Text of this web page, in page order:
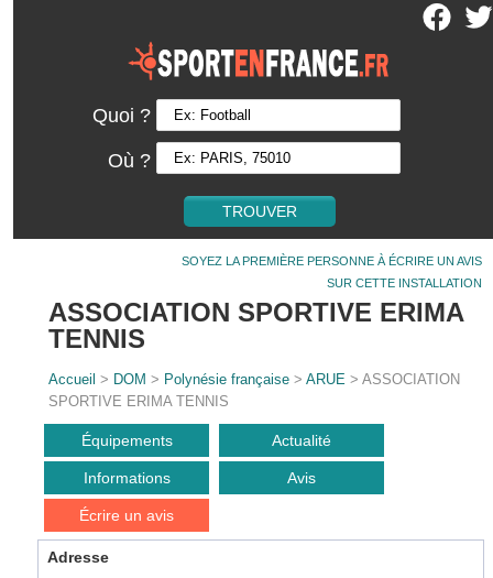
Quoi ?
Où ?
SOYEZ LA PREMIÈRE PERSONNE À ÉCRIRE UN AVIS
SUR CETTE INSTALLATION
ASSOCIATION SPORTIVE ERIMA
TENNIS
Accueil > DOM > Polynésie française >ARUE > ASSOCIATION
SPORTIVE ERIMA TENNIS
Équipements Actualité
Informations Avis
Écrire un avis
Adresse